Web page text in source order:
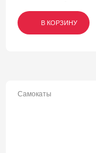
В КОРЗИНУ
В КОРЗИНУ
В КОРЗИНУ
Самокаты